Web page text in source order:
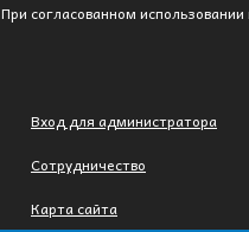
При согласованном
Вход для администратора
Сотрудничество
Карта сайта